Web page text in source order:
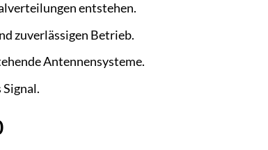
entstehen.
zuverlässigen Betrieb.
Antennensysteme.